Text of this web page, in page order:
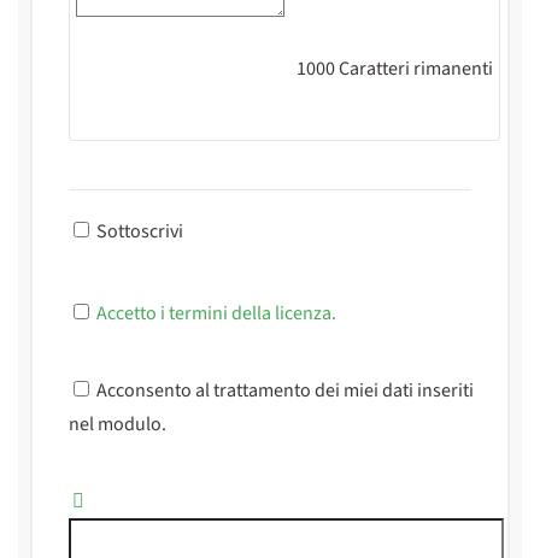
1000Caratteri rimanenti
Sottoscrivi
Accetto i termini della licenza.
Acconsento al trattamento dei miei dati inseriti
nel modulo.